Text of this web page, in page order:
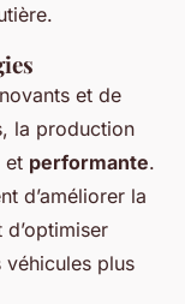
et de
la production
et performante.
d’améliorer la
véhicules plus